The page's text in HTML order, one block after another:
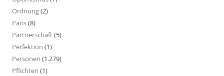
Ordnung(2)
Paris(8)
Partnerschaft(5)
Perfektion (1)
Personen (1.279)
Pflichten (1)